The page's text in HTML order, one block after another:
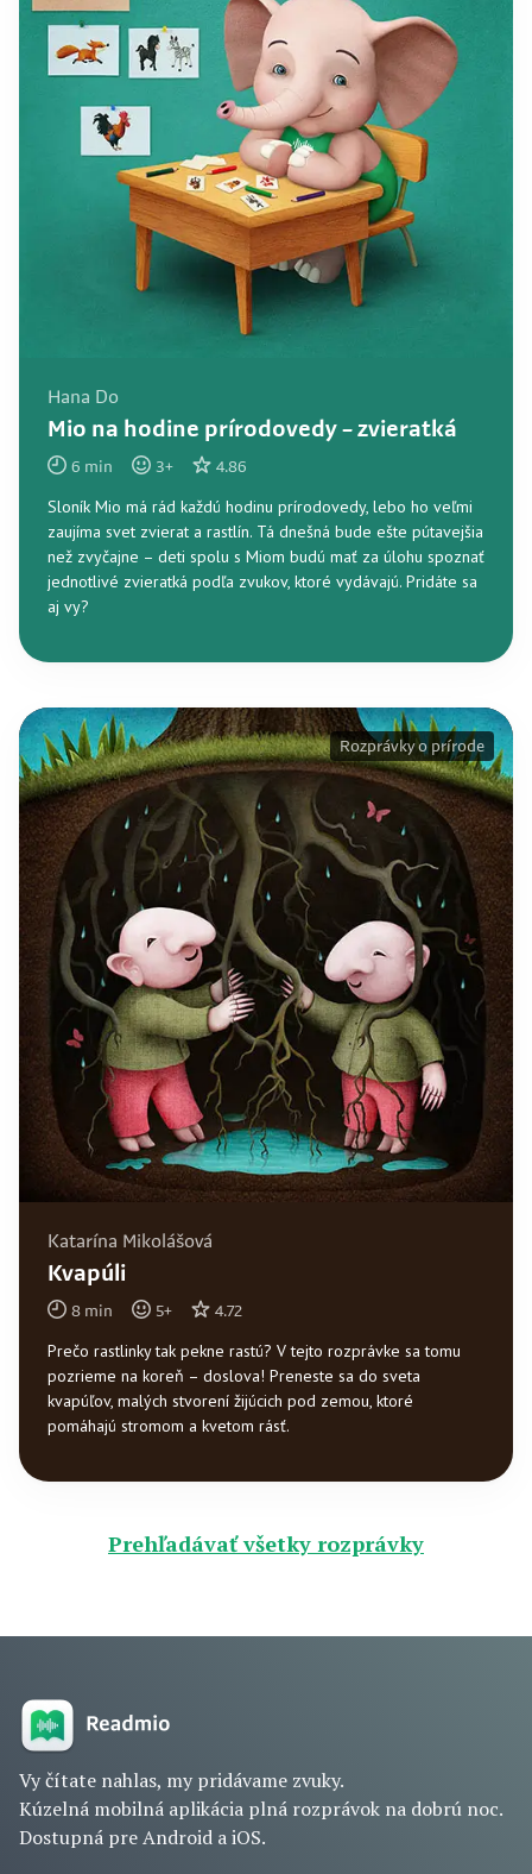
Hana Do
Mio na hodine prírodovedy – zvieratká
6 min 3+ 4.86
Sloník Mio má rád každú hodinu prírodovedy, lebo ho veľmi
zaujíma svet zvierat a rastlín. Tá dnešná bude ešte pútavejšia
než zvyčajne – deti spolu s Miom budú mať za úlohu spoznať
jednotlivé zvieratká podľa zvukov, ktoré vydávajú. Pridáte sa
aj vy?
Katarína Mikolášová
Kvapúli
8 min 5+ 4.72
Prečo rastlinky tak pekne rastú? V tejto rozprávke sa tomu
pozrieme na koreň – doslova! Preneste sa do sveta
kvapúľov, malých stvorení žijúcich pod zemou, ktoré
pomáhajú stromom a kvetom rásť.
Rozprávky o prírode
Prehľadávať všetky rozprávky
Vy čítate nahlas, my pridávame zvuky.
Kúzelná mobilná aplikácia plná rozprávok na dobrú noc.
Dostupná pre Android a iOS.